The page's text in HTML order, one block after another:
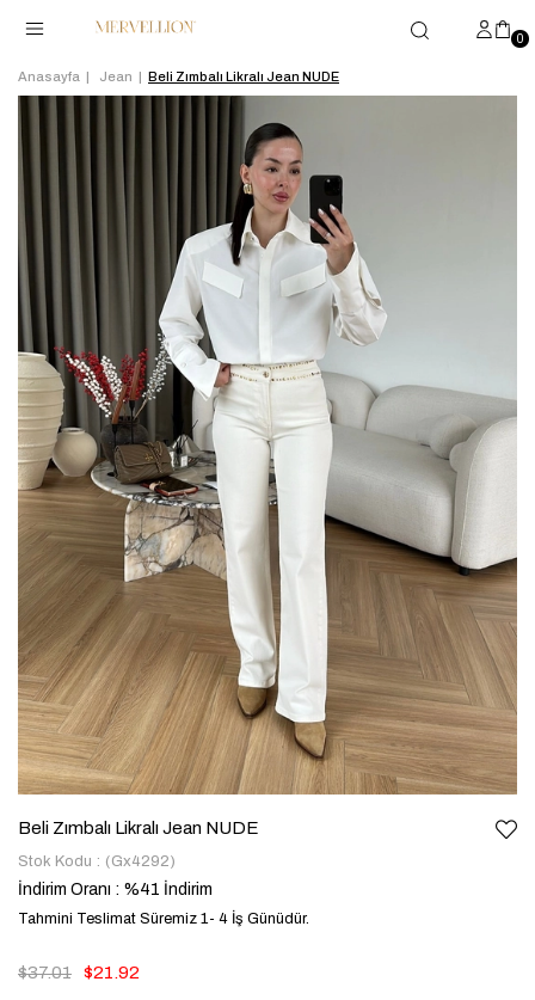
0
Anasayfa Jean Beli Zımbalı Likralı Jean NUDE
Beli Zımbalı Likralı Jean NUDE
Stok Kodu (Gx4292)
İndirim Oranı : %41 İndirim
Tahmini Teslimat Süremiz 1- 4 İş Günüdür.
$37.01 $21.92